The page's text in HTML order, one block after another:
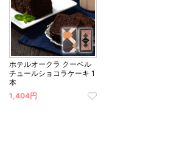
ホテルオークラ クーベル
チュールショコラケーキ 1
本
1,404円